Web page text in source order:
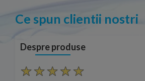
Ce spun clientii nostri
Despre produse